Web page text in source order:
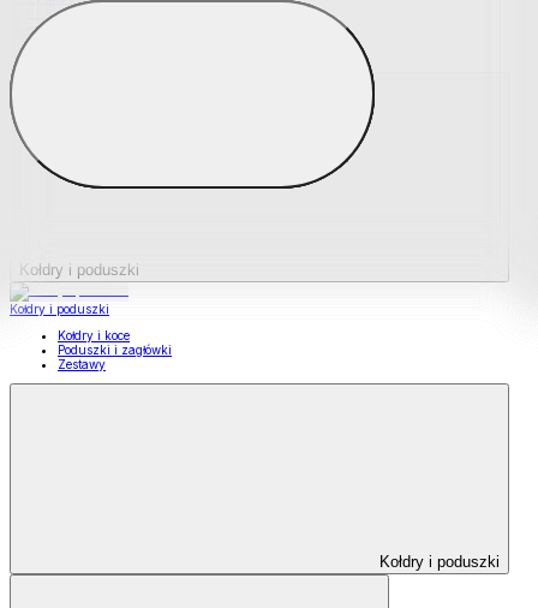
Podkładki na materace
Materace nawierzchniowe
Kołdry i poduszki
Kołdry i poduszki
Kołdry i koce
Poduszki i zagłówki
Zestawy
Kołdry i poduszki